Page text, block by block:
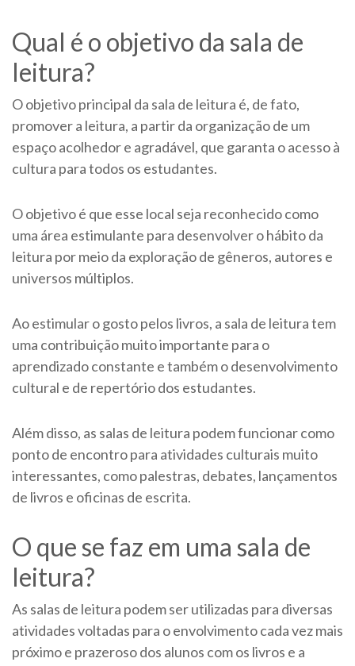
Qual é o objetivo da sala de
leitura?
O objetivo principal da sala de leitura é, de fato,
promover a leitura, a partir da organização de um
espaço acolhedor e agradável, que garanta o acesso à
cultura para todos os estudantes.
O objetivo é que esse local seja reconhecido como
uma área estimulante para desenvolver o hábito da
leitura por meio da exploração de gêneros, autores e
universos múltiplos.
Ao estimular o gosto pelos livros, a sala de leitura tem
uma contribuição muito importante para o
aprendizado constante e também o desenvolvimento
cultural e de repertório dos estudantes.
Além disso, as salas de leitura podem funcionar como
ponto de encontro para atividades culturais muito
interessantes, como palestras, debates, lançamentos
de livros e oficinas de escrita.
O que se faz em uma sala de
leitura?
As salas de leitura podem ser utilizadas para diversas
atividades voltadas para o envolvimento cada vez mais
próximo e prazeroso dos alunos com os livros e a